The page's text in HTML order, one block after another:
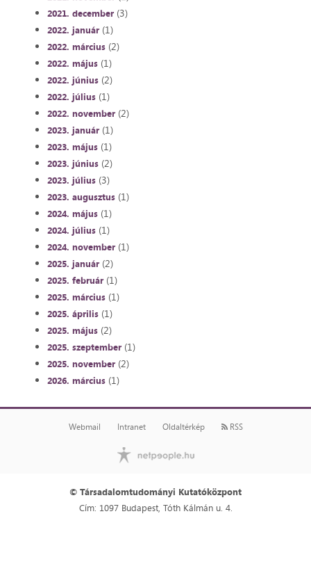
2021. december(3)
2022. január(1)
2022. március(2)
2022. május(1)
2022. június(2)
2022. július(1)
2022. november(2)
2023. január(1)
2023. május(1)
2023. június(2)
2023. július(3)
2023. augusztus(1)
2024. május(1)
2024. július(1)
2024. november(1)
2025. január(2)
2025. február(1)
2025. március(1)
2025. április(1)
2025. május(2)
2025. szeptember(1)
2025. november(2)
2026. március(1)
Webmail Intranet Oldaltérkép RSS
© Társadalomtudományi Kutatóközpont
Cím: 1097 Budapest, Tóth Kálmán u. 4.